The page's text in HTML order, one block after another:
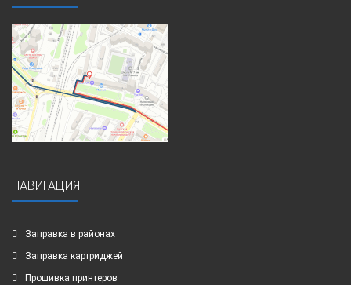
НАВИГАЦИЯ
Заправка в районах
Заправка картриджей
Прошивка принтеров